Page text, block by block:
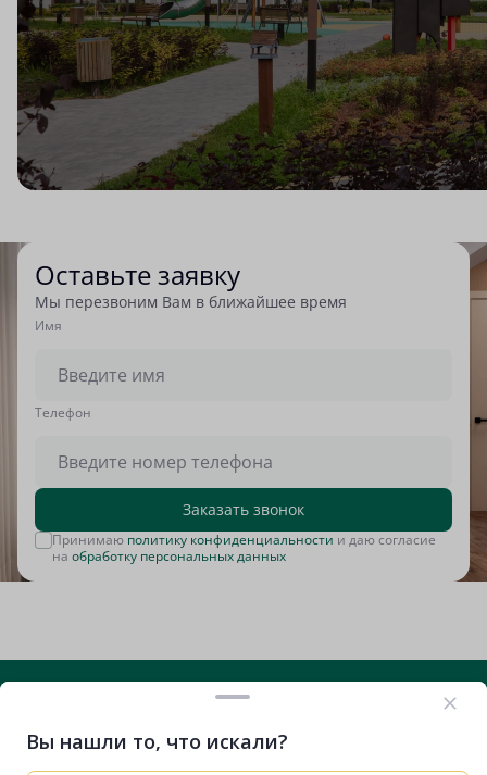
Оставьте заявку
Мы перезвоним Вам в ближайшее время
Имя
Tелефон
Заказать звонок
Принимаю политику конфиденциальности и даю согласие
на обработку персональных данных
+7 (812) 635-29-71
ВконтактеTelegramRuTubeVK ВидеоДзен
Вы нашли то, что искали?